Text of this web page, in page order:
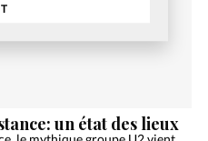
un état des lieux